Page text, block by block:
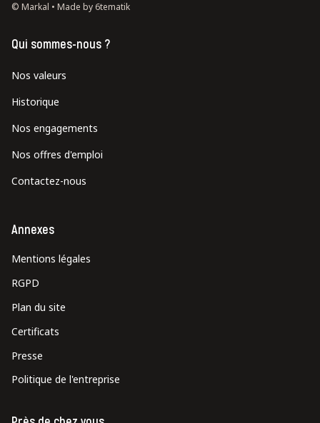
© Markal • Made by 6tematik
Qui sommes-nous ?
Nos valeurs
Historique
Nos engagements
Nos offres d'emploi
Contactez-nous
Annexes
Mentions légales
RGPD
Plan du site
Certificats
Presse
Politique de l'entreprise